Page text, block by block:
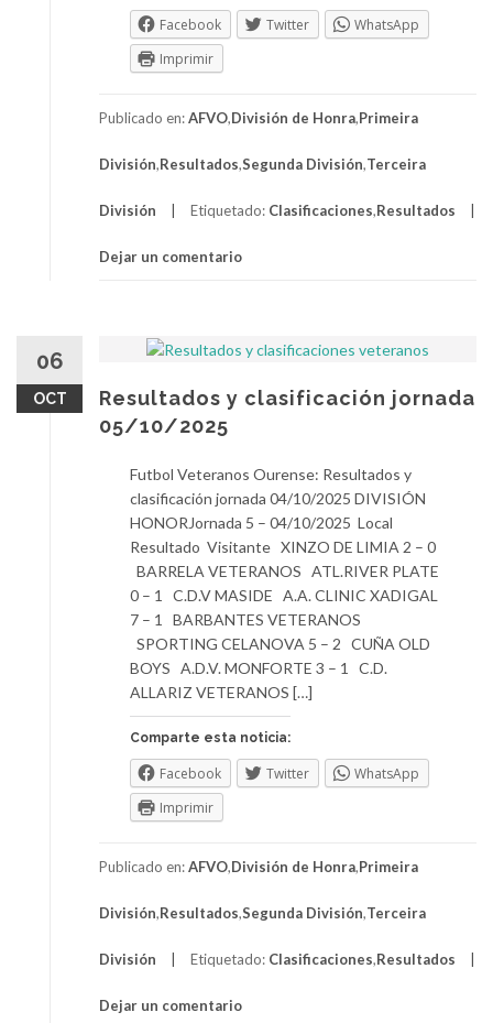
Facebook Twitter
WhatsApp
Imprimir
Publicado en:AFVO,División de Honra,Primeira
División,Resultados,Segunda División,Terceira
División Etiquetado: Clasificaciones,Resultados
Dejar un comentario
06
OCT
Resultados y clasificación jornada
05/10/2025
Futbol Veteranos Ourense: Resultados y
clasificación jornada 04/10/2025 DIVISIÓN
HONORJornada 5 – 04/10/2025 Local
Resultado Visitante XINZO DE LIMIA 2 – 0
BARRELA VETERANOS ATL.RIVER PLATE
0 – 1 C.D.V MASIDE A.A. CLINIC XADIGAL
7 – 1 BARBANTES VETERANOS
SPORTING CELANOVA 5 – 2 CUÑA OLD
BOYS A.D.V. MONFORTE 3 – 1 C.D.
ALLARIZ VETERANOS […]
Comparte esta noticia:
Facebook Twitter
WhatsApp
Imprimir
Publicado en:AFVO,División de Honra,Primeira
División,Resultados,Segunda División,Terceira
División Etiquetado: Clasificaciones,Resultados
Dejar un comentario